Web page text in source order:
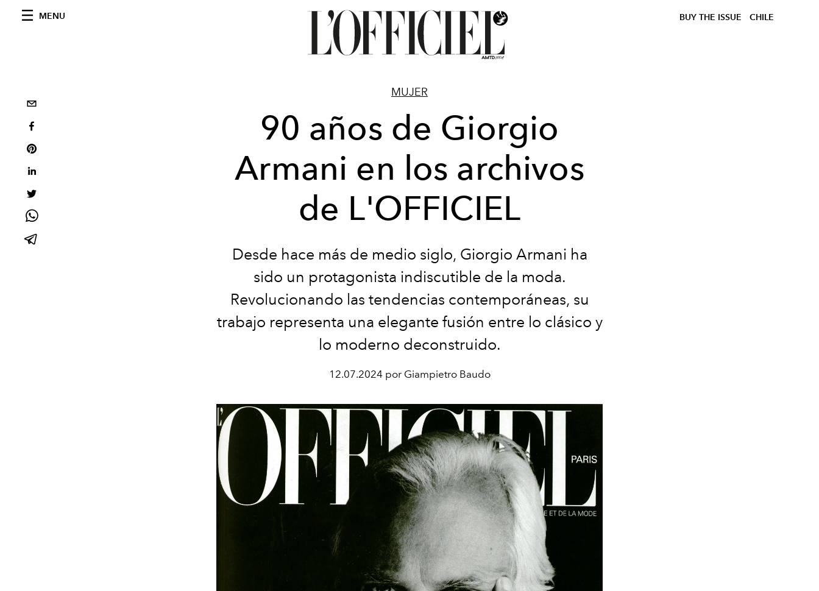
MENU BUY THE ISSUE CHILE
MUJER
90 años de Giorgio
Armani en los archivos
de L'OFFICIEL
Desde hace más de medio siglo, Giorgio Armani ha
sido un protagonista indiscutible de la moda.
Revolucionando las tendencias contemporáneas, su
trabajo representa una elegante fusión entre lo clásico y
lo moderno deconstruido.
12.07.2024 por Giampietro Baudo